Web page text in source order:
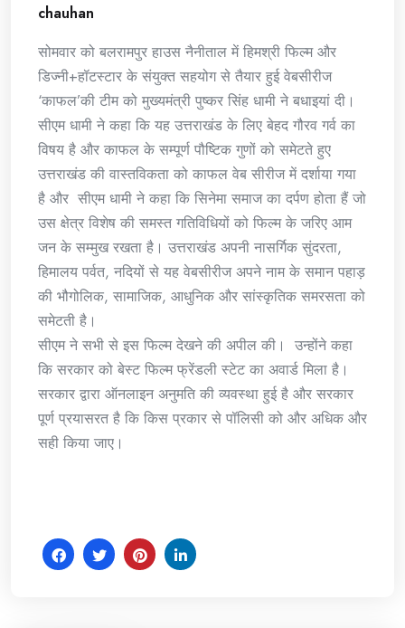
chauhan
सोमवार को बलरामपुर हाउस नैनीताल में हिमश्री फिल्म और
डिज्नी+हॉटस्टार के संयुक्त सहयोग से तैयार हुई वेबसीरीज
‘काफल’की टीम को मुख्यमंत्री पुष्कर सिंह धामी ने बधाइयां दी।
सीएम धामी ने कहा कि यह उत्तराखंड के लिए बेहद गौरव गर्व का
विषय है और काफल के सम्पूर्ण पौष्टिक गुणों को समेटते हुए
उत्तराखंड की वास्तविकता को काफल वेब सीरीज में दर्शाया गया
है और सीएम धामी ने कहा कि सिनेमा समाज का दर्पण होता हैं जो
उस क्षेत्र विशेष की समस्त गतिविधियों को फिल्म के जरिए आम
जन के सम्मुख रखता है। उत्तराखंड अपनी नासर्गिक सुंदरता,
हिमालय पर्वत, नदियों से यह वेबसीरीज अपने नाम के समान पहाड़
की भौगोलिक, सामाजिक, आधुनिक और सांस्कृतिक समरसता को
समेटती है।
सीएम ने सभी से इस फिल्म देखने की अपील की। उन्होंने कहा
कि सरकार को बेस्ट फिल्म फ्रेंडली स्टेट का अवार्ड मिला है।
सरकार द्वारा ऑनलाइन अनुमति की व्यवस्था हुई है और सरकार
पूर्ण प्रयासरत है कि किस प्रकार से पॉलिसी को और अधिक और
सही किया जाए।